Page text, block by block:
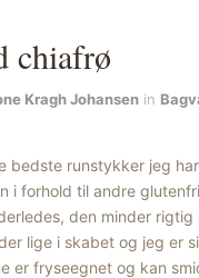
chiafrø
Kragh Johansen in
bedste runstykker jeg
i forhold til andre
den minder rigtig
lige i skabet og jeg er
er fryseegnet og kan